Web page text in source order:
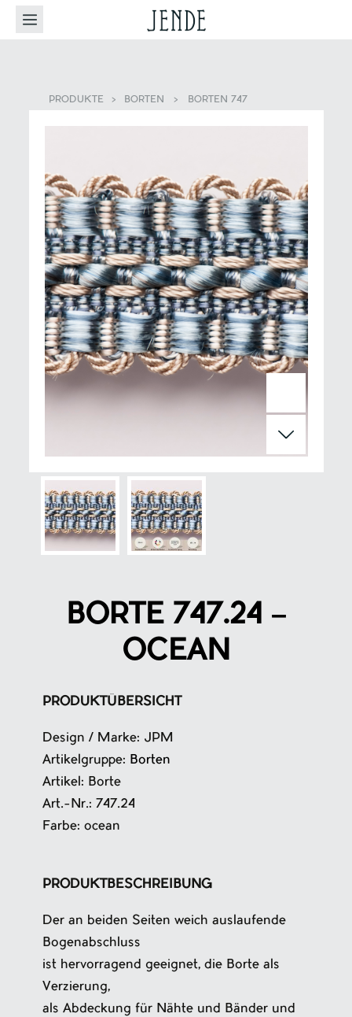
PRODUKTE > BORTEN > BORTEN 747
BORTE 747.24 –
OCEAN
PRODUKTÜBERSICHT
Design / Marke: JPM
Artikelgruppe: Borten
Artikel: Borte
Art.-Nr.: 747.24
Farbe: ocean
PRODUKTBESCHREIBUNG
Der an beiden Seiten weich auslaufende
Bogenabschluss
ist hervorragend geeignet, die Borte als
Verzierung,
als Abdeckung für Nähte und Bänder und